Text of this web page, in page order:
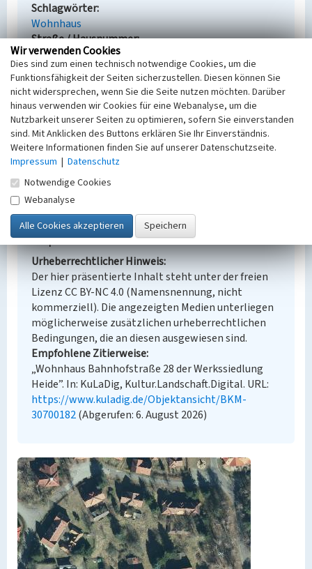
Schlagwörter
Wohnhaus
Straße / Hausnummer
Bahnhofstraße 28
Ort
Bernsdorf - Wiednitz
Fachsicht(en)
Denkmalpflege
Erfassungsmaßstab
Keine Angabe
Erfassungsmethode
Übernahme aus externer Fachdatenbank
Empfohlene Zitierweise
Urheberrechtlicher Hinweis
Der hier präsentierte Inhalt steht unter der freien
Lizenz CC BY-NC 4.0 (Namensnennung, nicht
kommerziell). Die angezeigten Medien unterliegen
möglicherweise zusätzlichen urheberrechtlichen
Bedingungen, die an diesen ausgewiesen sind.
Empfohlene Zitierweise
„Wohnhaus Bahnhofstraße 28 der Werkssiedlung
Heide”. In: KuLaDig, Kultur.Landschaft.Digital. URL:
https://www.kuladig.de/Objektansicht/BKM-
30700182(Abgerufen: 6. August 2026)
Wir verwenden Cookies
Dies sind zum einen technisch notwendige Cookies, um die
Funktionsfähigkeit der Seiten sicherzustellen. Diesen können Sie
nicht widersprechen, wenn Sie die Seite nutzen möchten. Darüber
hinaus verwenden wir Cookies für eine Webanalyse, um die
Nutzbarkeit unserer Seiten zu optimieren, sofern Sie einverstanden
sind. Mit Anklicken des Buttons erklären Sie Ihr Einverständnis.
Weitere Informationen finden Sie auf unserer Datenschutzseite.
Impressum | Datenschutz
Notwendige Cookies
Webanalyse